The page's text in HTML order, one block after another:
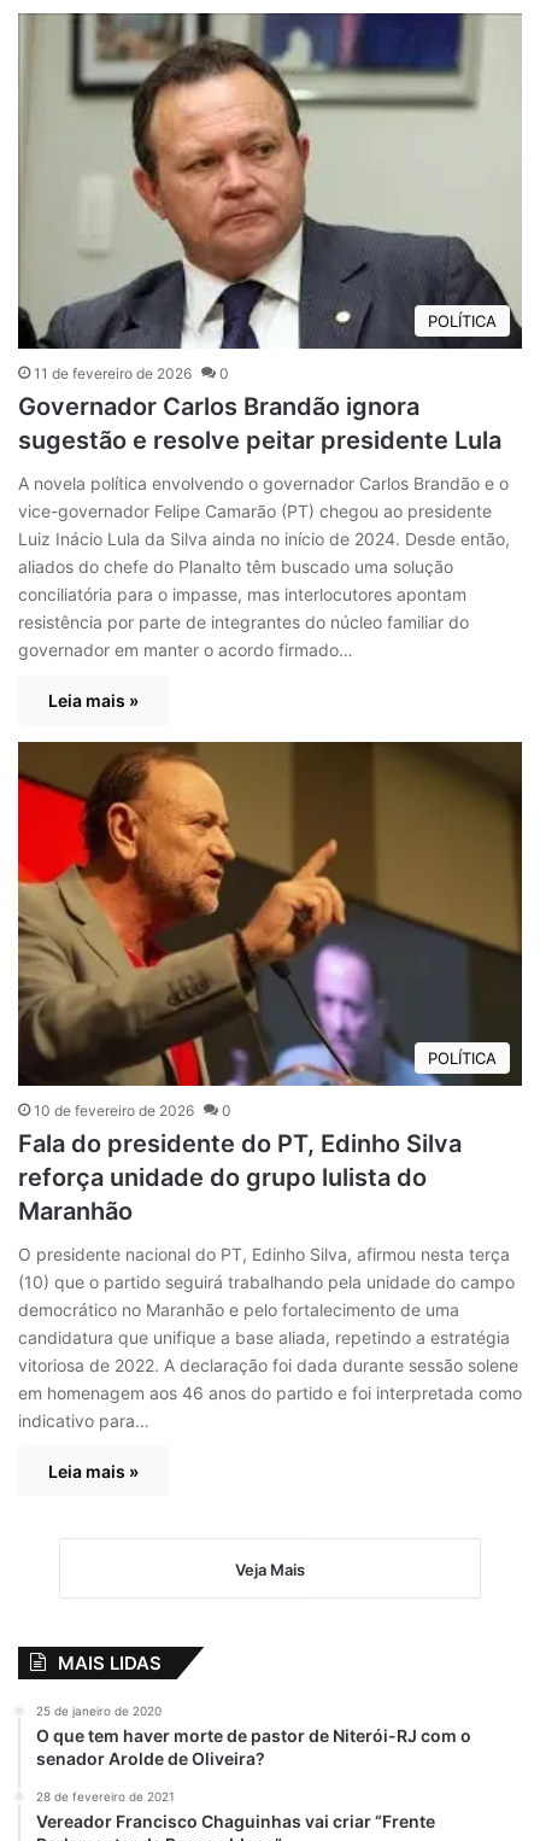
POLÍTICA
11 de fevereiro de 2026 0
Governador Carlos Brandão ignora
sugestão e resolve peitar presidente Lula
A novela política envolvendo o governador Carlos Brandão e o
vice-governador Felipe Camarão (PT) chegou ao presidente
Luiz Inácio Lula da Silva ainda no início de 2024. Desde então,
aliados do chefe do Planalto têm buscado uma solução
conciliatória para o impasse, mas interlocutores apontam
resistência por parte de integrantes do núcleo familiar do
governador em manter o acordo firmado…
Leia mais »
POLÍTICA
10 de fevereiro de 2026 0
Fala do presidente do PT, Edinho Silva
reforça unidade do grupo lulista do
Maranhão
O presidente nacional do PT, Edinho Silva, afirmou nesta terça
(10) que o partido seguirá trabalhando pela unidade do campo
democrático no Maranhão e pelo fortalecimento de uma
candidatura que unifique a base aliada, repetindo a estratégia
vitoriosa de 2022. A declaração foi dada durante sessão solene
em homenagem aos 46 anos do partido e foi interpretada como
indicativo para…
Leia mais »
Veja Mais
MAIS LIDAS
25 de janeiro de 2020
O que tem haver morte de pastor de Niterói-RJ com o
senador Arolde de Oliveira?
28 de fevereiro de 2021
Vereador Francisco Chaguinhas vai criar “Frente